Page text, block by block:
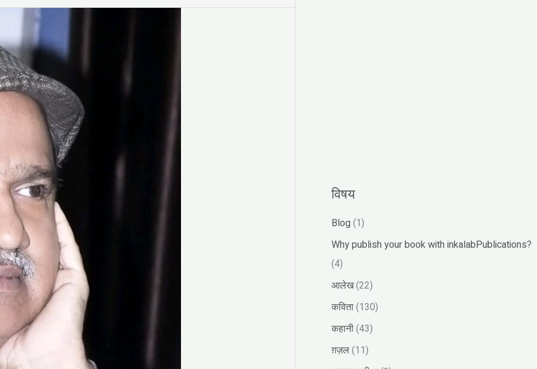
विषय
Blog(1)
Why publish your book with inkalabPublications?
(4)
आलेख(22)
कविता(130)
कहानी(43)
ग़ज़ल(11)